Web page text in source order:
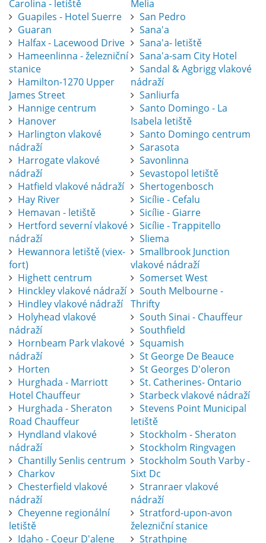
Carolina - letiště
Guapiles - Hotel Suerre
Guaran
Halfax - Lacewood Drive
Hameenlinna - železniční
stanice
Hamilton-1270 Upper
James Street
Hannige centrum
Hanover
Harlington vlakové
nádraží
Harrogate vlakové
nádraží
Hatfield vlakové nádraží
Hay River
Hemavan - letiště
Hertford severní vlakové
nádraží
Hewannora letiště (viex-
fort)
Highett centrum
Hinckley vlakové nádraží
Hindley vlakové nádraží
Holyhead vlakové
nádraží
Hornbeam Park vlakové
nádraží
Horten
Hurghada - Marriott
Hotel Chauffeur
Hurghada - Sheraton
Road Chauffeur
Hyndland vlakové
nádraží
Chantilly Senlis centrum
Charkov
Chesterfield vlakové
nádraží
Cheyenne regionální
letiště
Idaho - Coeur D'alene
Melia
San Pedro
Sana'a
Sana'a- letiště
Sana'a-sam City Hotel
Sandal & Agbrigg vlakové
nádraží
Sanliurfa
Santo Domingo - La
Isabela letiště
Santo Domingo centrum
Sarasota
Savonlinna
Sevastopol letiště
Shertogenbosch
Sicílie - Cefalu
Sicílie - Giarre
Sicílie - Trappitello
Sliema
Smallbrook Junction
vlakové nádraží
Somerset West
South Melbourne -
Thrifty
South Sinai - Chauffeur
Southfield
Squamish
St George De Beauce
St Georges D'oleron
St. Catherines- Ontario
Starbeck vlakové nádraží
Stevens Point Municipal
letiště
Stockholm - Sheraton
Stockholm Ringvagen
Stockholm South Varby -
Sixt Dc
Stranraer vlakové
nádraží
Stratford-upon-avon
železniční stanice
Strathpine